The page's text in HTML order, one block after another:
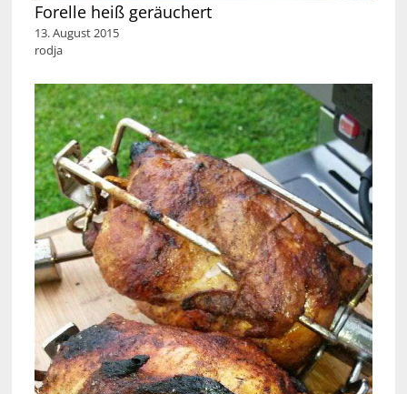
Forelle heiß geräuchert
13. August 2015
rodja